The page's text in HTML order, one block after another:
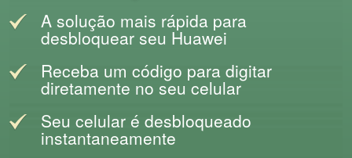
A solução mais rápida para
desbloquear seu Huawei
Receba um código para digitar
diretamente no seu celular
Seu celular é desbloqueado
instantaneamente